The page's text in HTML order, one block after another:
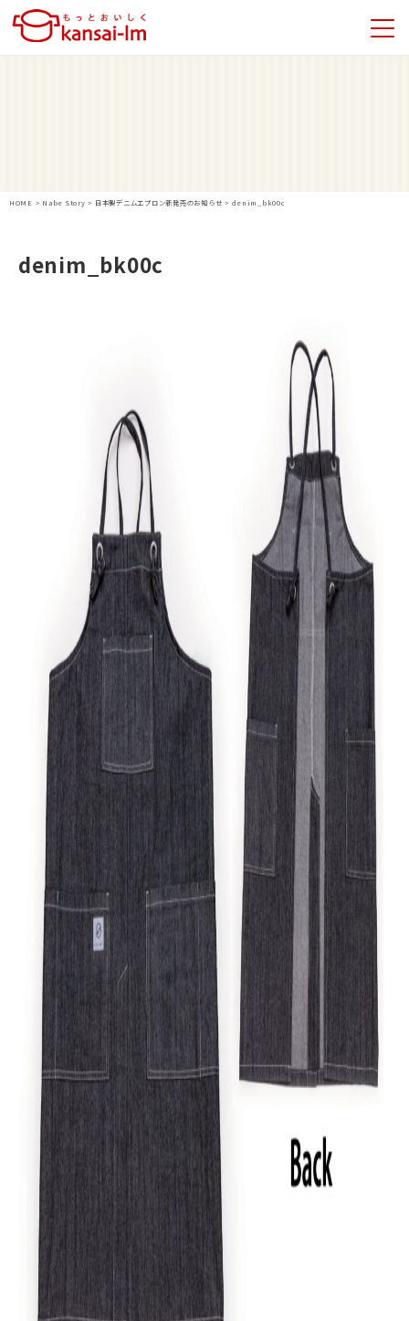
HOME > Nabe Story > 日本製デニムエプロン新発売のお知らせ > denim_bk00c
denim_bk00c